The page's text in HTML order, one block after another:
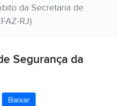
da Secretaria de
RJ)
Segurança da
Baixar